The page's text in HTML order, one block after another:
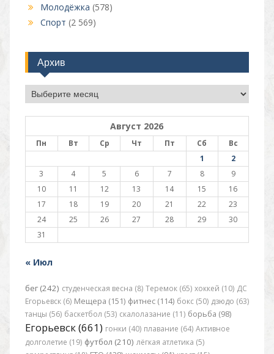
Молодёжка (578)
Спорт (2 569)
Архив
Архив
Август 2026
Пн Вт Ср Чт Пт Сб
Вс
1
2
3
4 5 6 7 8
9
10
11 12 13 14 15
16
17
18 19 20 21 22
23
24
25 26 27 28 29
30
31
« Июл
бег (242) студенческая весна (8) Теремок (65) хоккей (10) ДС
Егорьевск (6) Мещера (151) фитнес (114) бокс (50) дзюдо (63)
танцы (56) баскетбол (53) скалолазание (11) борьба (98)
Егорьевск (661) гонки (40) плавание (64) Активное
долголетие (19) футбол (210) лёгкая атлетика (5)